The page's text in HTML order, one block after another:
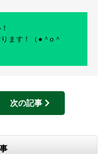
ます！（●＾o＾
次の記事